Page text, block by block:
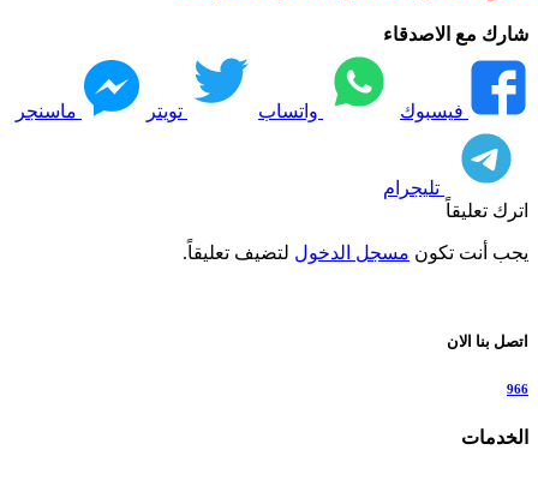
شارك مع الاصدقاء
فيسبوك واتساب تويتر ماسنجر
تليجرام
اترك تعليقاً
يجب أنت تكون مسجل الدخول لتضيف تعليقاً.
اتصل بنا الان
966
الخدمات